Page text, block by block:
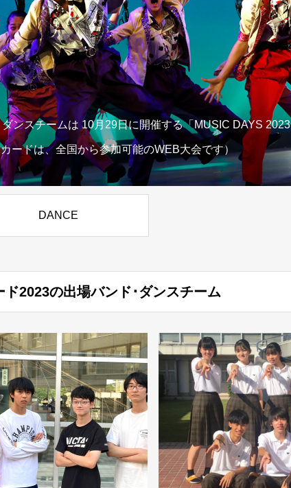
ンスチームは 10月29日に開催する「MUSIC DAYS 2023
ードは、全国から参加可能のWEB大会です）
DANCE
ド2023の出場バンド･ダンスチーム